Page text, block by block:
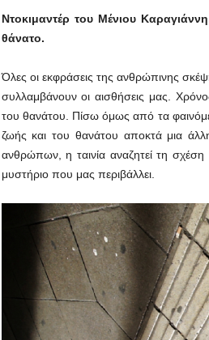
Ντοκιμαντέρ του Μένιου
θάνατο.
Όλες οι εκφράσεις της ανθρώπινης
συλλαμβάνουν οι αισθήσεις μας.
του θανάτου. Πίσω όμως από τα
ζωής και του θανάτου αποκτά μια
ανθρώπων, η ταινία αναζητεί τη
μυστήριο που μας περιβάλλει.